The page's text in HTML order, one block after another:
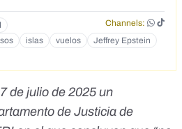
Tuttle Ehud Barak Ellen DeGeneres
Tayler Fleur Perry Lang Francis
Gary Roxburgh (pilot) George
Glenn Dubin Greg Holbert
Gwendolyn Beck Hank Coller
Klum Henry Rosovsky Hillary
Gunn Jean-Luc Brunel
Gathy Jeffrey Jones (deceased)
Channels:
islas vuelos
Jeffrey Epstein
de julio de 2025 un
de Justicia de